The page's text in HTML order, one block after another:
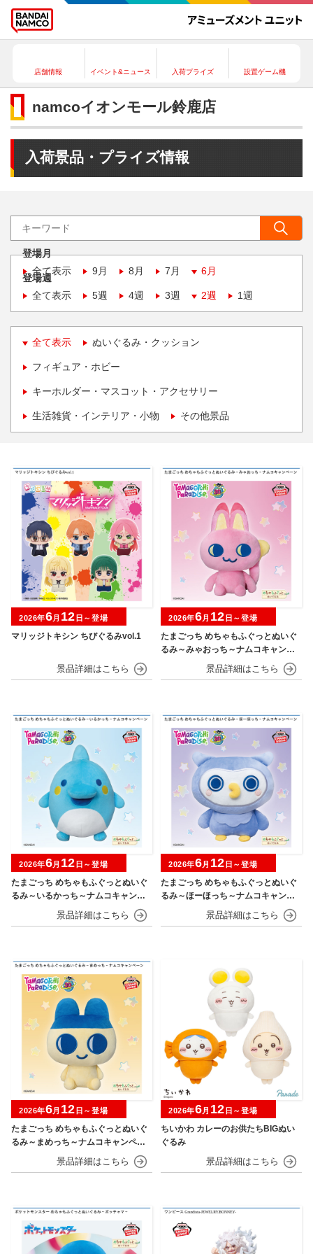
店舗情報 イベント&ニュース 入荷プライズ 設置ゲーム機
namcoイオンモール鈴鹿店
入荷景品・プライズ情報
登場月
全て表示
9月 8月 7月 6月
登場週
全て表示
5週 4週 3週 2週 1週
全て表示 ぬいぐるみ・クッション
フィギュア・ホビー
キーホルダー・マスコット・アクセサリー
生活雑貨・インテリア・小物 その他景品
マリッジトキシン ちびぐるみvol.1
2026年6月 12 日～登場
たまごっち めちゃもふぐっとぬいぐ
るみ～みゃおっち～ナムコキャンペ
2026年6月 12 日～登場
たまごっち めちゃもふぐっとぬいぐ
るみ～いるかっち～ナムコキャンペ
2026年6月 12 日～登場
たまごっち めちゃもふぐっとぬいぐ
るみ～ほーほっち～ナムコキャンペ
2026年6月 12 日～登場
たまごっち めちゃもふぐっとぬいぐ
るみ～まめっち～ナムコキャンペー
2026年6月 12 日～登場
ちいかわ カレーのお供たちBIGぬい
ぐるみ
2026年6月 12 日～登場